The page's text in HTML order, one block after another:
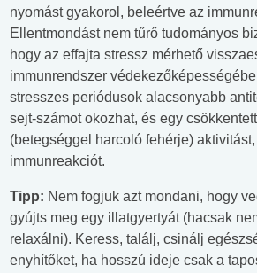
nyomást gyakorol, beleértve az
Ellentmondást nem tűrő tudományos
hogy az effajta stressz mérhető
immunrendszer
stresszes periódusok alacsonyabb
sejt-számot okozhat, és egy
(betegséggel harcoló fehérje)
immunreakciót.
Tipp: Nem fogjuk azt mondani, hogy
gyújts meg egy illatgyertyát (hacsak
relaxálni). Keress, találj, csinálj
enyhítőket, ha hosszú ideje csak a